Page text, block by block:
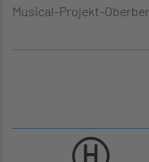
Musical-Projekt-